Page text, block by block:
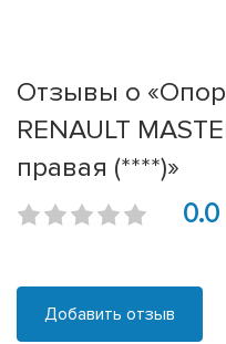
Отзывы о
RENAULT
правая (****)»
0.0
Добавить отзыв